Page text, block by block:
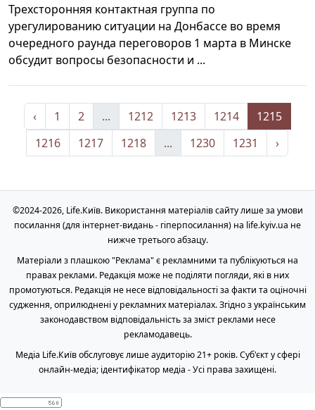
Трехсторонняя контактная группа по
урегулированию ситуации на Донбассе во время
очередного раунда переговоров 1 марта в Минске
обсудит вопросы безопасности и ...
‹ 1 2 ... 1212 1213 1214
1215
1216
1217 1218 ... 1230 1231 ›
©2024-2026, Life.Київ. Використання матеріалів сайту лише за умови
посилання (для інтернет-видань - гіперпосилання) на life.kyiv.ua не
нижче третього абзацу.
Матеріали з плашкою "Реклама" є рекламними та публікуються на
правах реклами. Редакція може не поділяти погляди, які в них
промотуються. Редакція не несе відповідальності за факти та оціночні
судження, оприлюднені у рекламних матеріалах. Згідно з українським
законодавством відповідальність за зміст реклами несе
рекламодавець.
Медіа Life.Київ обслуговує лише аудиторію 21+ років. Cуб'єкт у сфері
онлайн-медіа; ідентифікатор медіа - Усі права захищені.